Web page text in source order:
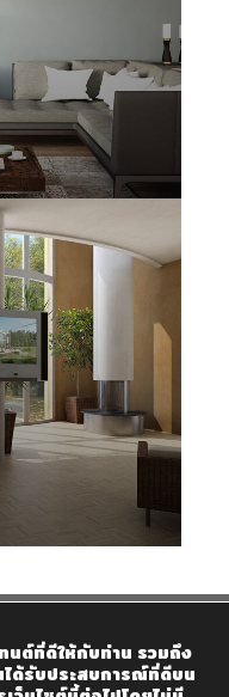
นต์ที่ดีให้กับท่าน รวมถึง
ด้รับประสบการณ์ที่ดีบน